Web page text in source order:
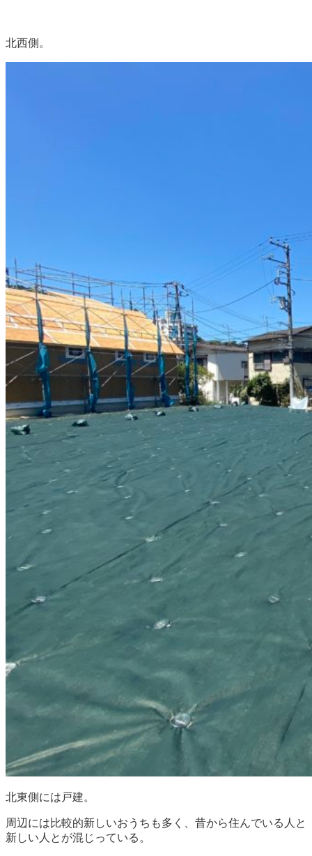
北西側。
北東側には戸建。
周辺には比較的新しいおうちも多く、昔から住んでいる人と
新しい人とが混じっている。